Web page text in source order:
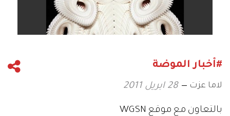
#أخبار الموضة
لاما عزت 28 ابريل 2011
بالتعاون مع موقع WGSN